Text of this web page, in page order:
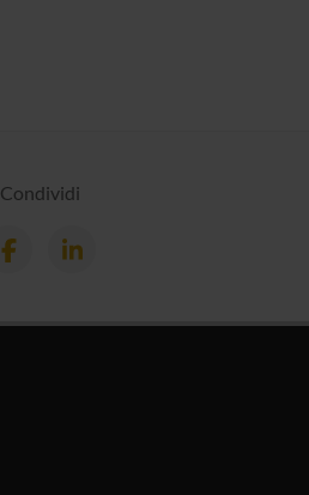
Condividi